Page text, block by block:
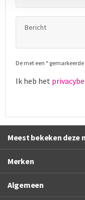
De met een *
Ik heb het
Meest bekeken deze
Merken
Algemeen